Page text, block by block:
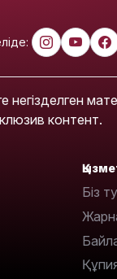
негізделген
контент.
Біз